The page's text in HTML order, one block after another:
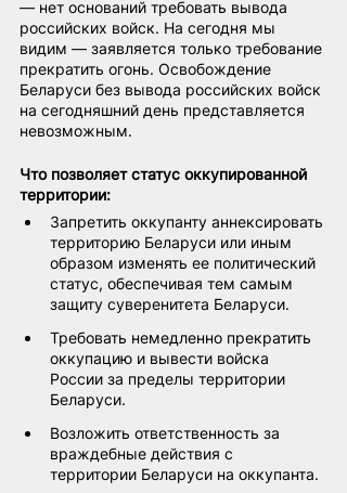
— нет оснований требовать вывода
российских войск. На сегодня мы
видим — заявляется только требование
прекратить огонь. Освобождение
Беларуси без вывода российских войск
на сегодняшний день представляется
невозможным.
Что позволяет статус оккупированной
территории:
Запретить оккупанту аннексировать
территорию Беларуси или иным
образом изменять ее политический
статус, обеспечивая тем самым
защиту суверенитета Беларуси.
Требовать немедленно прекратить
оккупацию и вывести войска
России за пределы территории
Беларуси.
Возложить ответственность за
враждебные действия с
территории Беларуси на оккупанта.